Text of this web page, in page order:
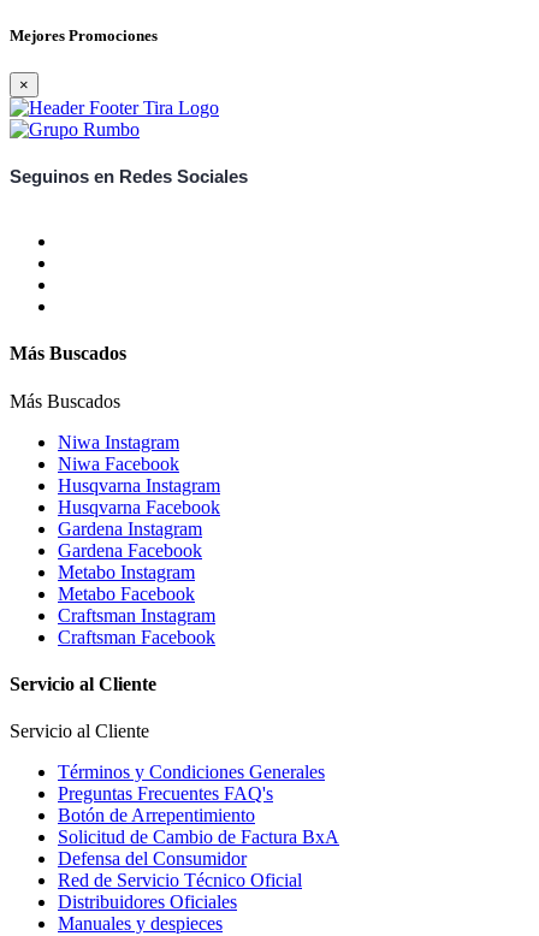
Mejores Promociones
×
Seguinos en Redes Sociales
Más Buscados
Más Buscados
Niwa Instagram
Niwa Facebook
Husqvarna Instagram
Husqvarna Facebook
Gardena Instagram
Gardena Facebook
Metabo Instagram
Metabo Facebook
Craftsman Instagram
Craftsman Facebook
Servicio al Cliente
Servicio al Cliente
Términos y Condiciones Generales
Preguntas Frecuentes FAQ's
Botón de Arrepentimiento
Solicitud de Cambio de Factura BxA
Defensa del Consumidor
Red de Servicio Técnico Oficial
Distribuidores Oficiales
Manuales y despieces